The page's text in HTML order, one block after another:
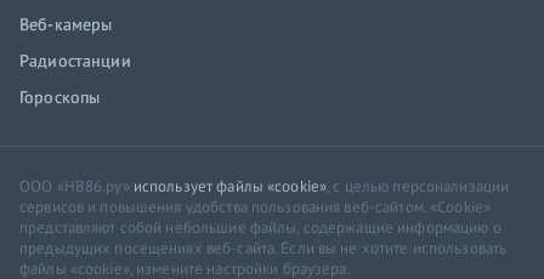
Веб-камеры
Радиостанции
Гороскопы
ООО «НВ86.ру» использует файлы «cookie», с целью персонализации
сервисов и повышения удобства пользования веб-сайтом. «Cookie»
представляют собой небольшие файлы, содержащие информацию о
предыдущих посещениях веб-сайта. Если вы не хотите использовать
файлы «cookie», измените настройки браузера.